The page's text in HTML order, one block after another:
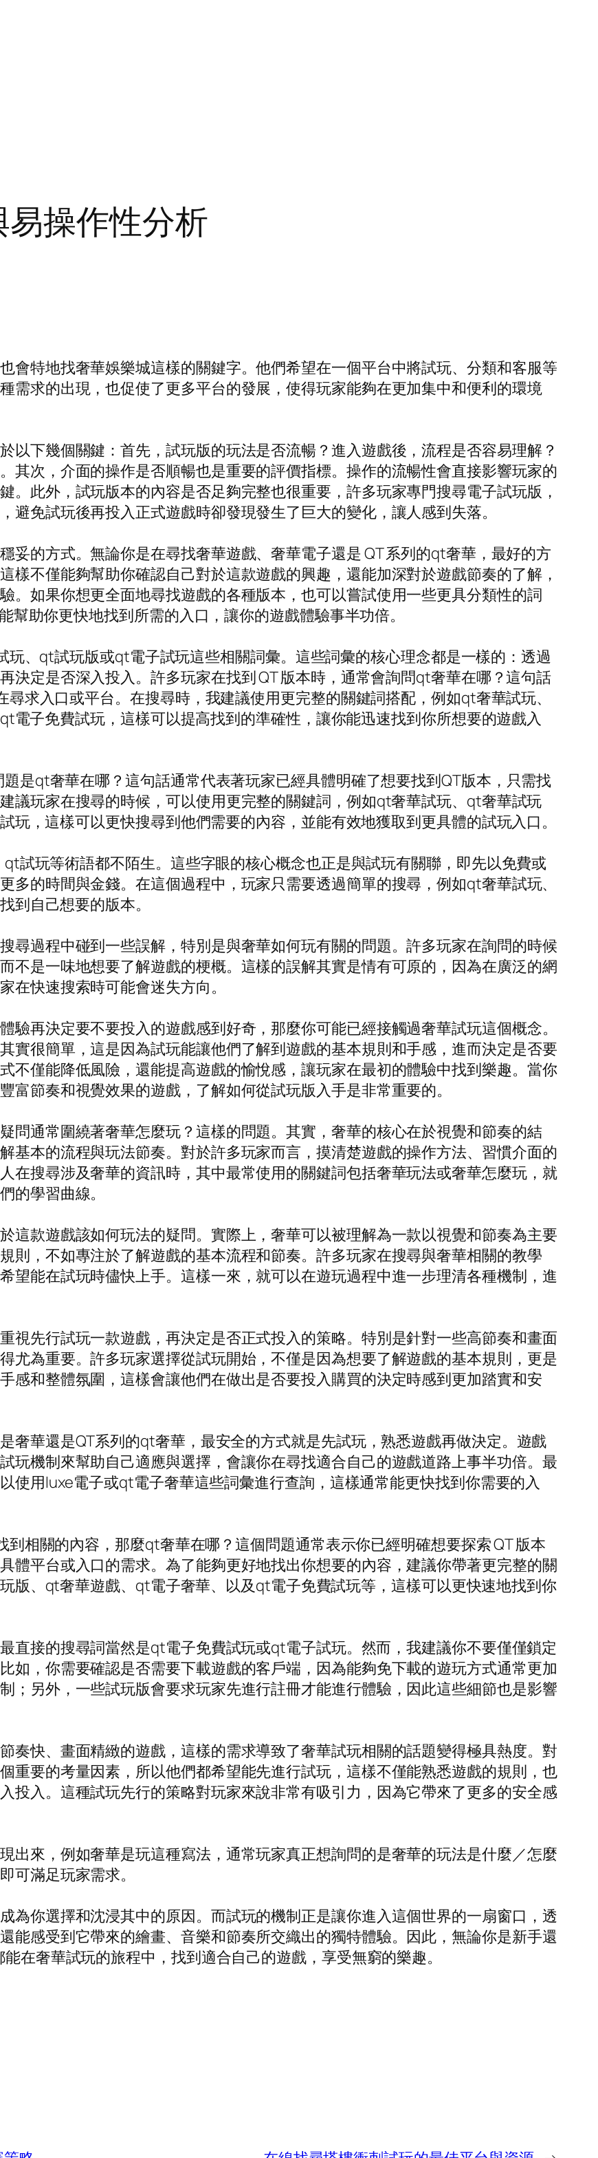
操作性分析
會特地找奢華娛樂城這樣的關鍵字。他們希望在一個平台中將試玩、分類和客服等
需求的出現，也促使了更多平台的發展，使得玩家能夠在更加集中和便利的環境
以下幾個關鍵：首先，試玩版的玩法是否流暢？進入遊戲後，流程是否容易理解？
其次，介面的操作是否順暢也是重要的評價指標。操作的流暢性會直接影響玩家的
。此外，試玩版本的內容是否足夠完整也很重要，許多玩家專門搜尋電子試玩版，
避免試玩後再投入正式遊戲時卻發現發生了巨大的變化，讓人感到失落。
妥的方式。無論你是在尋找奢華遊戲、奢華電子還是 QT 系列的qt奢華，最好的方
樣不僅能夠幫助你確認自己對於這款遊戲的興趣，還能加深對於遊戲節奏的了解，
。如果你想更全面地尋找遊戲的各種版本，也可以嘗試使用一些更具分類性的詞
助你更快地找到所需的入口，讓你的遊戲體驗事半功倍。
玩、qt試玩版或qt電子試玩這些相關詞彙。這些詞彙的核心理念都是一樣的：透過
決定是否深入投入。許多玩家在找到 QT 版本時，通常會詢問qt奢華在哪？這句話
求入口或平台。在搜尋時，我建議使用更完整的關鍵詞搭配，例如qt奢華試玩、
子免費試玩，這樣可以提高找到的準確性，讓你能迅速找到你所想要的遊戲入
是qt奢華在哪？這句話通常代表著玩家已經具體明確了想要找到QT版本，只需找
議玩家在搜尋的時候，可以使用更完整的關鍵詞，例如qt奢華試玩、qt奢華試玩
，這樣可以更快搜尋到他們需要的內容，並能有效地獲取到更具體的試玩入口。
試玩等術語都不陌生。這些字眼的核心概念也正是與試玩有關聯，即先以免費或
多的時間與金錢。在這個過程中，玩家只需要透過簡單的搜尋，例如qt奢華試玩、
自己想要的版本。
尋過程中碰到一些誤解，特別是與奢華如何玩有關的問題。許多玩家在詢問的時候
不是一味地想要了解遊戲的梗概。這樣的誤解其實是情有可原的，因為在廣泛的網
在快速搜索時可能會迷失方向。
驗再決定要不要投入的遊戲感到好奇，那麼你可能已經接觸過奢華試玩這個概念。
實很簡單，這是因為試玩能讓他們了解到遊戲的基本規則和手感，進而決定是否要
不僅能降低風險，還能提高遊戲的愉悅感，讓玩家在最初的體驗中找到樂趣。當你
富節奏和視覺效果的遊戲，了解如何從試玩版入手是非常重要的。
問通常圍繞著奢華怎麼玩？這樣的問題。其實，奢華的核心在於視覺和節奏的結
基本的流程與玩法節奏。對於許多玩家而言，摸清楚遊戲的操作方法、習慣介面的
在搜尋涉及奢華的資訊時，其中最常使用的關鍵詞包括奢華玩法或奢華怎麼玩，就
的學習曲線。
這款遊戲該如何玩法的疑問。實際上，奢華可以被理解為一款以視覺和節奏為主要
則，不如專注於了解遊戲的基本流程和節奏。許多玩家在搜尋與奢華相關的教學
望能在試玩時儘快上手。這樣一來，就可以在遊玩過程中進一步理清各種機制，進
視先行試玩一款遊戲，再決定是否正式投入的策略。特別是針對一些高節奏和畫面
尤為重要。許多玩家選擇從試玩開始，不僅是因為想要了解遊戲的基本規則，更是
感和整體氛圍，這樣會讓他們在做出是否要投入購買的決定時感到更加踏實和安
奢華還是QT系列的qt奢華，最安全的方式就是先試玩，熟悉遊戲再做決定。遊戲
玩機制來幫助自己適應與選擇，會讓你在尋找適合自己的遊戲道路上事半功倍。最
使用luxe電子或qt電子奢華這些詞彙進行查詢，這樣通常能更快找到你需要的入
到相關的內容，那麼qt奢華在哪？這個問題通常表示你已經明確想要探索 QT 版本
體平台或入口的需求。為了能夠更好地找出你想要的內容，建議你帶著更完整的關
版、qt奢華遊戲、qt電子奢華、以及qt電子免費試玩等，這樣可以更快速地找到你
直接的搜尋詞當然是qt電子免費試玩或qt電子試玩。然而，我建議你不要僅僅鎖定
如，你需要確認是否需要下載遊戲的客戶端，因為能夠免下載的遊玩方式通常更加
；另外，一些試玩版會要求玩家先進行註冊才能進行體驗，因此這些細節也是影響
奏快、畫面精緻的遊戲，這樣的需求導致了奢華試玩相關的話題變得極具熱度。對
重要的考量因素，所以他們都希望能先進行試玩，這樣不僅能熟悉遊戲的規則，也
投入。這種試玩先行的策略對玩家來說非常有吸引力，因為它帶來了更多的安全感
出來，例如奢華是玩這種寫法，通常玩家真正想詢問的是奢華的玩法是什麼／怎麼
可滿足玩家需求。
為你選擇和沈浸其中的原因。而試玩的機制正是讓你進入這個世界的一扇窗口，透
能感受到它帶來的繪畫、音樂和節奏所交織出的獨特體驗。因此，無論你是新手還
在奢華試玩的旅程中，找到適合自己的遊戲，享受無窮的樂趣。